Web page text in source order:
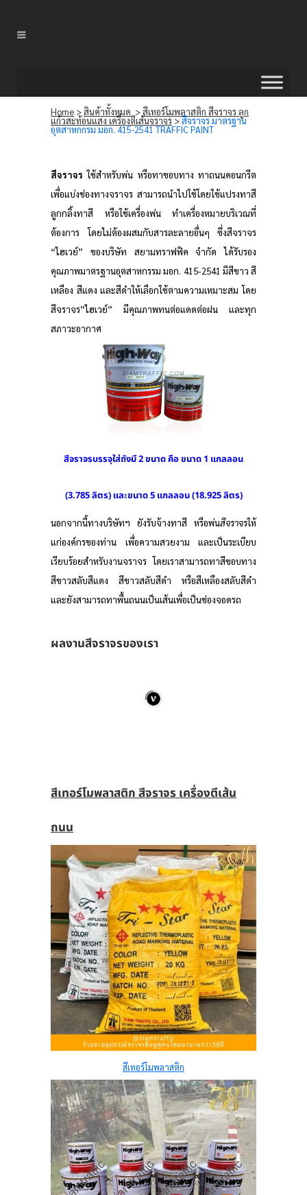
Home >สินค้าทั้งหมด >สีเทอร์โมพลาสติก สีจราจร ลูก
แก้วสะท้อนแสง เครื่องตีเส้นจราจร>สีจราจร มาตรฐาน
อุตสาหกกรม มอก. 415-2541 TRAFFIC PAINT
สีจราจรใช้สำหรับพ่น หรือทาขอบทาง ทาถนนคอนกรีต
เพื่อแบ่งช่องทางจราจร สามารถนำไปใช้โดยใช้แปรงทาสี
ลูกกลิ้งทาสี หรือใช้เครื่องพ่น ทำเครื่องหมายบริเวณที่
ต้องการ โดยไม่ต้องผสมกับสารละลายอื่นๆ ซึ่งสีจราจร
“ไฮเวย์” ของบริษัท สยามทราฟฟิค จำกัด ได้รับรอง
คุณภาพมาตรฐานอุตสาหกรรม มอก. 415-2541 มีสีขาว สี
เหลือง สีแดง และสีดำให้เลือกใช้ตามความเหมาะสม โดย
สีจราจร”ไฮเวย์” มีคุณภาพทนต่อแดดต่อฝน และทุก
สภาวะอากาศ
สีจราจรบรรจุใส่ถังมี 2 ขนาด คือ ขนาด 1 แกลลอน
(3.785 ลิตร) และขนาด 5 แกลลอน (18.925 ลิตร)
นอกจากนี้ทางบริษัทฯ ยังรับจ้างทาสี หรือพ่นสีจราจรให้
แก่องค์กรของท่าน เพื่อความสวยงาม และเป็นระเบียบ
เรียบร้อยสำหรับงานจราจร โดยเราสามารถทาสีขอบทาง
สีขาวสลับสีแดง สีขาวสลับสีดำ หรือสีเหลืองสลับสีดำ
และยังสามารถทาพื้นถนนเป็นเส้นเพื่อเป็นช่องจอดรถ
ผลงานสีจราจรของเรา
สีเทอร์โมพลาสติก สีจราจร เครื่องตีเส้น
ถนน
สีเทอร์โมพลาสติก